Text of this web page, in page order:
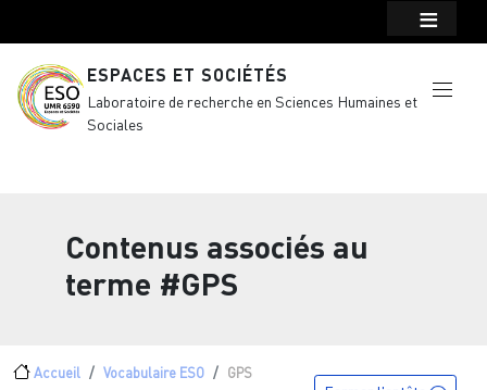
ESPACES ET SOCIÉTÉS
Laboratoire de recherche en Sciences Humaines et
Sociales
Contenus associés au
terme #GPS
Fil d'Ariane
Accueil Vocabulaire ESO GPS